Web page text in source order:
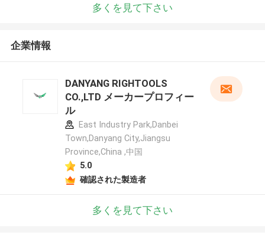
多くを見て下さい
企業情報
DANYANG RIGHTOOLS
CO.,LTD メーカープロフィー
ル
East Industry Park,Danbei
Town,Danyang City,Jiangsu
Province,China ,中国
5.0
確認された製造者
多くを見て下さい